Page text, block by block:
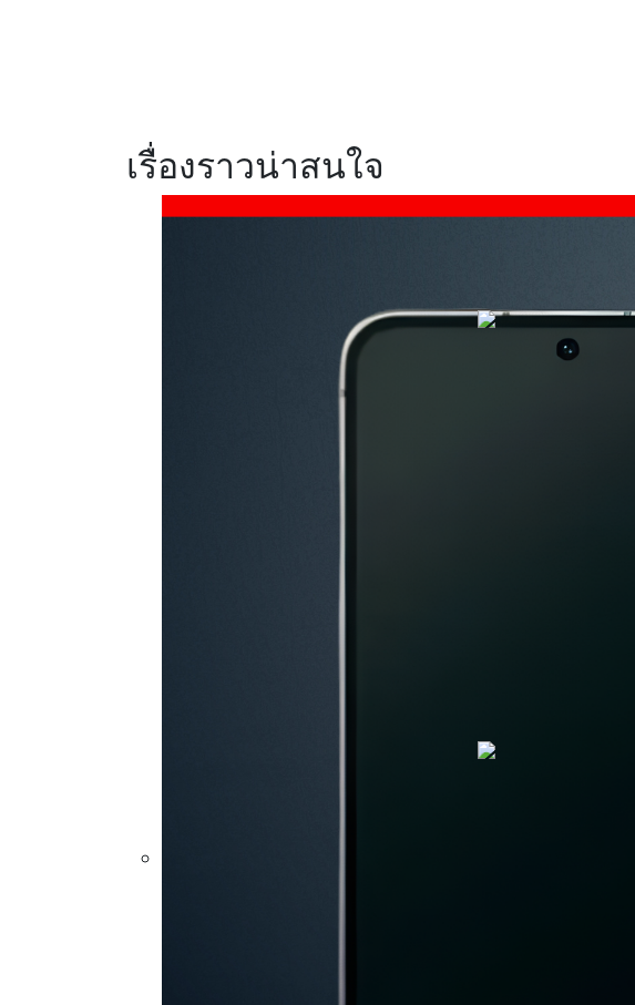
เรื่องราวน่าสนใจ